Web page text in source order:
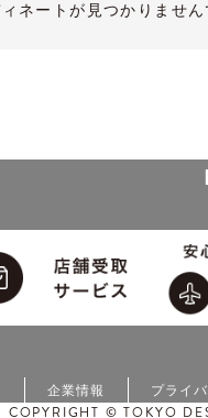
ネートが見つかりませ
企業情報 プライ
COPYRIGHT © TOKYO